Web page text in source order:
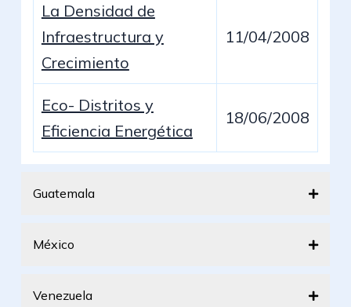
La Densidad de
Infraestructura y
Crecimiento
11/04/2008
Eco- Distritos y
Eficiencia Energética
18/06/2008
Guatemala
México
Venezuela